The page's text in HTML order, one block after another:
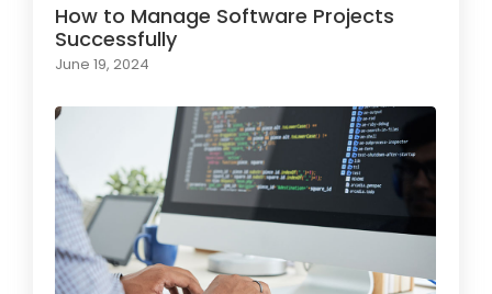
How to Manage Software Projects
Successfully
June 19, 2024